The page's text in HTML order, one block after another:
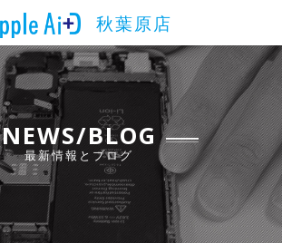
秋葉原店
NEWS/BLOG
最新情報とブログ